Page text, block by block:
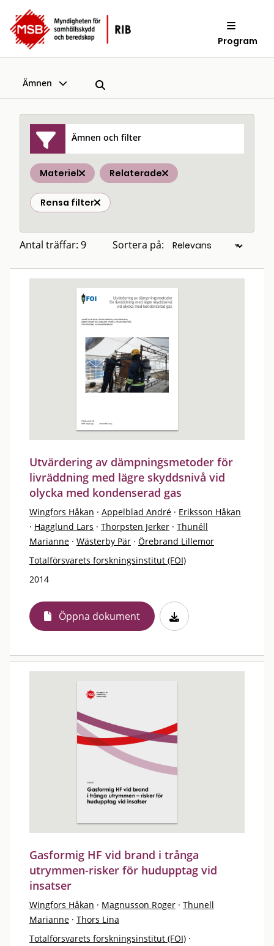
Program
Ämnen
Ämnen och filter
Materiel Relaterade
Rensa filter
Antal träffar: 9 Sortera på:
Utvärdering av dämpningsmetoder för
livräddning med lägre skyddsnivå vid
olycka med kondenserad gas
Wingfors Håkan · Appelblad André · Eriksson Håkan
· Hägglund Lars · Thorpsten Jerker · Thunéll
Marianne · Wästerby Pär · Örebrand Lillemor
Totalförsvarets forskningsinstitut (FOI)
2014
Öppna dokument
Gasformig HF vid brand i trånga
utrymmen-risker för hudupptag vid
insatser
Wingfors Håkan · Magnusson Roger · Thunell
Marianne · Thors Lina
Totalförsvarets forskningsinstitut (FOI) ·